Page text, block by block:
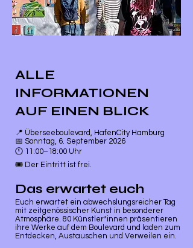
ALLE
INFORMATIONEN
AUF EINEN BLICK
📍 Überseeboulevard, HafenCity Hamburg
📅 Sonntag, 6. September 2026
🕚 11:00–18:00 Uhr
🎟️ Der Eintritt ist frei.
Das erwartet euch
Euch erwartet ein abwechslungsreicher Tag
mit zeitgenössischer Kunst in besonderer
Atmosphäre. 80 Künstler*innen präsentieren
ihre Werke auf dem Boulevard und laden zum
Entdecken, Austauschen und Verweilen ein.